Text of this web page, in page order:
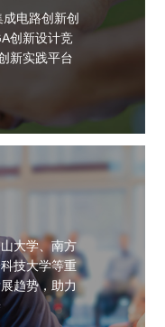
电路创新创
创新设计竞
新实践平台
大学、南方
技大学等重
趋势，助力